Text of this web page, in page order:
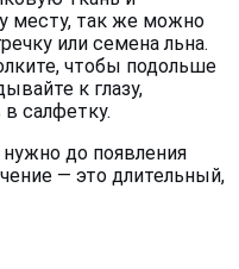
месту, так же можно
или семена льна.
чтобы подольше
к глазу,
салфетку.
до появления
— это длительный,